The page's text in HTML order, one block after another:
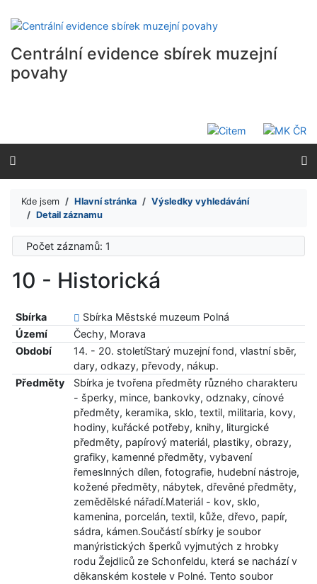
Přejít na menu
Centrální evidence sbírek muzejní
povahy
Kde jsem Hlavní stránka
Výsledky vyhledávání
Detail záznamu
Počet záznamů: 1
10 - Historická
Sbírka
Sbírka Městské muzeum Polná
Území
Čechy, Morava
Období
14. - 20. stoletíStarý muzejní fond, vlastní sběr,
dary, odkazy, převody, nákup.
Předměty
Sbírka je tvořena předměty různého charakteru
- šperky, mince, bankovky, odznaky, cínové
předměty, keramika, sklo, textil, militaria, kovy,
hodiny, kuřácké potřeby, knihy, liturgické
předměty, papírový materiál, plastiky, obrazy,
grafiky, kamenné předměty, vybavení
řemeslnných dílen, fotografie, hudební nástroje,
kožené předměty, nábytek, dřevěné předměty,
zemědělské nářadí.Materiál - kov, sklo,
kamenina, porcelán, textil, kůže, dřevo, papír,
sádra, kámen.Součástí sbírky je soubor
manýristických šperků vyjmutých z hrobky
rodu Žejdliců ze Schonfeldu, která se nachází v
děkanském kostele v Polné. Tento soubor